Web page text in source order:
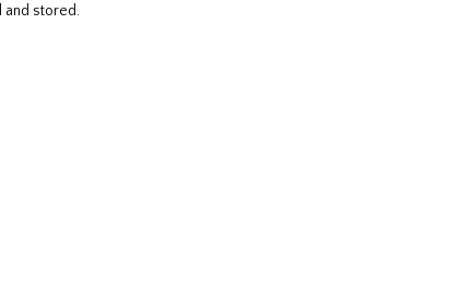
and stored.